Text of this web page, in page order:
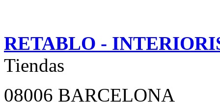
RETABLO -
Tiendas
08006 BARCELONA